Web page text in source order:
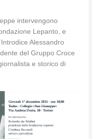
intervengono
Lepanto, e
Alessandro
del Gruppo Croce
e storico di